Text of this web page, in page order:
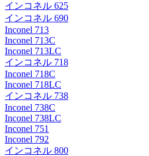
インコネル 625
インコネル 690
Inconel 713
Inconel 713C
Inconel 713LC
インコネル 718
Inconel 718C
Inconel 718LC
インコネル 738
Inconel 738C
Inconel 738LC
Inconel 751
Inconel 792
インコネル 800